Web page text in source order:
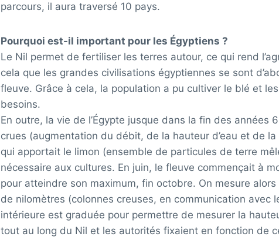
parcours, il aura traversé 10 pays.
Pourquoi est-il important pour les Égyptiens ?
Le Nil permet de fertiliser les terres autour, ce qui rend
cela que les grandes civilisations égyptiennes se sont
fleuve. Grâce à cela, la population a pu cultiver le blé et
besoins.
En outre, la vie de l’Égypte jusque dans la fin des années
crues (augmentation du débit, de la hauteur d’eau et de la
qui apportait le limon (ensemble de particules de terre
nécessaire aux cultures. En juin, le fleuve commençait à
pour atteindre son maximum, fin octobre. On mesure alors
de nilomètres (colonnes creuses, en communication avec
intérieure est graduée pour permettre de mesurer la
tout au long du Nil et les autorités fixaient en fonction de